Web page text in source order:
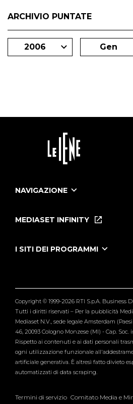
ARCHIVIO PUNTATE
2006 Gen
NAVIGAZIONE
Le Iene Presentano Inside
Tutti i servizi
MEDIASET INFINITY
I SITI DEI PROGRAMMI
Verissimo
Copyright © 1999-2026 RTI S.p.A. Business
Tutti i diritti riservati – Per la pubblicità
Mediaset N.V., sede legale Amsterdam
46, 20093 Cologno Monzese (MI) - Cap. Soc.
Rispetto ai contenuti e ai dati personali
ogni utilizzazione funzionale
artificiale generativa. È altresì fatto divieto
automatizzati di data scraping.
Termini di servizio Comitato Media e